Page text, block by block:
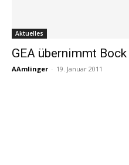
Aktuelles
GEA übernimmt
AAmlinger - 19. Januar 2011